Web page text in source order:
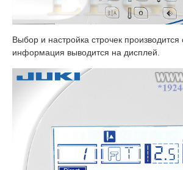
Выбор и настройка строчек
информация выводится на дисплей.